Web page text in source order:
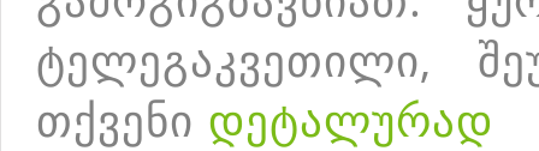
ტელეგაკვეთილი,
თქვენი დეტალურად